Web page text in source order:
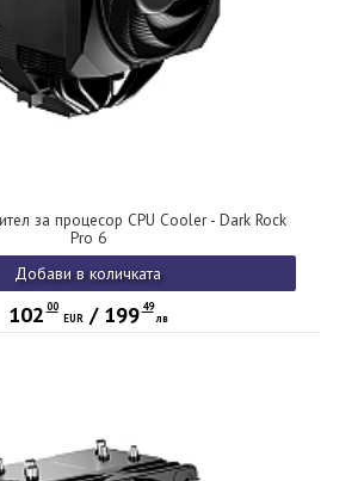
за процесор CPU Cooler - Dark Rock
Pro 6
Добави в количката
102 00
EUR/ 199 49
лв